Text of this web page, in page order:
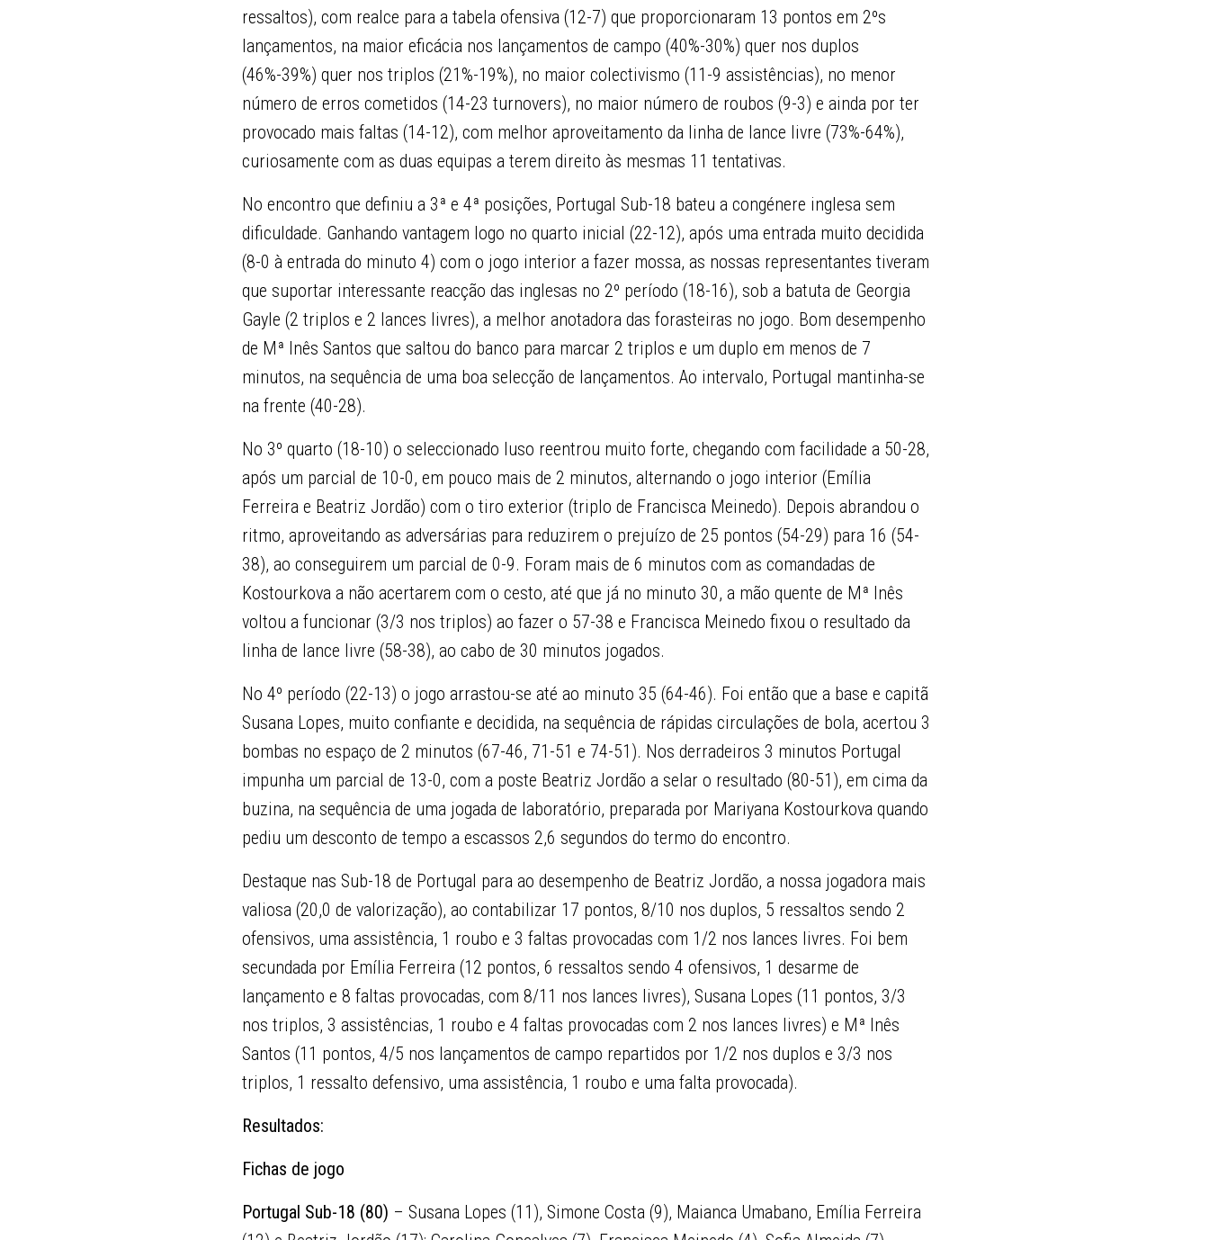
ressaltos), com realce para a tabela ofensiva (12-7) que proporcionaram 13 pontos em 2ºs
lançamentos, na maior eficácia nos lançamentos de campo (40%-30%) quer nos duplos
(46%-39%) quer nos triplos (21%-19%), no maior colectivismo (11-9 assistências), no menor
número de erros cometidos (14-23 turnovers), no maior número de roubos (9-3) e ainda por ter
provocado mais faltas (14-12), com melhor aproveitamento da linha de lance livre (73%-64%),
curiosamente com as duas equipas a terem direito às mesmas 11 tentativas.
No encontro que definiu a 3ª e 4ª posições, Portugal Sub-18 bateu a congénere inglesa sem
dificuldade. Ganhando vantagem logo no quarto inicial (22-12), após uma entrada muito decidida
(8-0 à entrada do minuto 4) com o jogo interior a fazer mossa, as nossas representantes tiveram
que suportar interessante reacção das inglesas no 2º período (18-16), sob a batuta de Georgia
Gayle (2 triplos e 2 lances livres), a melhor anotadora das forasteiras no jogo. Bom desempenho
de Mª Inês Santos que saltou do banco para marcar 2 triplos e um duplo em menos de 7
minutos, na sequência de uma boa selecção de lançamentos. Ao intervalo, Portugal mantinha-se
na frente (40-28).
No 3º quarto (18-10) o seleccionado luso reentrou muito forte, chegando com facilidade a 50-28,
após um parcial de 10-0, em pouco mais de 2 minutos, alternando o jogo interior (Emília
Ferreira e Beatriz Jordão) com o tiro exterior (triplo de Francisca Meinedo). Depois abrandou o
ritmo, aproveitando as adversárias para reduzirem o prejuízo de 25 pontos (54-29) para 16 (54-
38), ao conseguirem um parcial de 0-9. Foram mais de 6 minutos com as comandadas de
Kostourkova a não acertarem com o cesto, até que já no minuto 30, a mão quente de Mª Inês
voltou a funcionar (3/3 nos triplos) ao fazer o 57-38 e Francisca Meinedo fixou o resultado da
linha de lance livre (58-38), ao cabo de 30 minutos jogados.
No 4º período (22-13) o jogo arrastou-se até ao minuto 35 (64-46). Foi então que a base e capitã
Susana Lopes, muito confiante e decidida, na sequência de rápidas circulações de bola, acertou 3
bombas no espaço de 2 minutos (67-46, 71-51 e 74-51). Nos derradeiros 3 minutos Portugal
impunha um parcial de 13-0, com a poste Beatriz Jordão a selar o resultado (80-51), em cima da
buzina, na sequência de uma jogada de laboratório, preparada por Mariyana Kostourkova quando
pediu um desconto de tempo a escassos 2,6 segundos do termo do encontro.
Destaque nas Sub-18 de Portugal para ao desempenho de Beatriz Jordão, a nossa jogadora mais
valiosa (20,0 de valorização), ao contabilizar 17 pontos, 8/10 nos duplos, 5 ressaltos sendo 2
ofensivos, uma assistência, 1 roubo e 3 faltas provocadas com 1/2 nos lances livres. Foi bem
secundada por Emília Ferreira (12 pontos, 6 ressaltos sendo 4 ofensivos, 1 desarme de
lançamento e 8 faltas provocadas, com 8/11 nos lances livres), Susana Lopes (11 pontos, 3/3
nos triplos, 3 assistências, 1 roubo e 4 faltas provocadas com 2 nos lances livres) e Mª Inês
Santos (11 pontos, 4/5 nos lançamentos de campo repartidos por 1/2 nos duplos e 3/3 nos
triplos, 1 ressalto defensivo, uma assistência, 1 roubo e uma falta provocada).
Resultados:
Fichas de jogo
Portugal Sub-18 (80) – Susana Lopes (11), Simone Costa (9), Maianca Umabano, Emília Ferreira